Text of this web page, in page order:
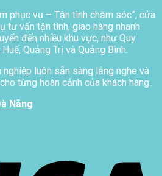
phục vụ – Tận tình chăm sóc”, cửa
tư vấn tận tình, giao hàng nhanh
đến nhiều khu vực, như Quy
Quảng Trị và Quảng Bình.
luôn sẵn sàng lắng nghe và
từng hoàn cảnh của khách hàng..
Nẵng